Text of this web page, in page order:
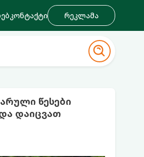
კონტაქტი რეკლამა
წესები
დაიცვათ